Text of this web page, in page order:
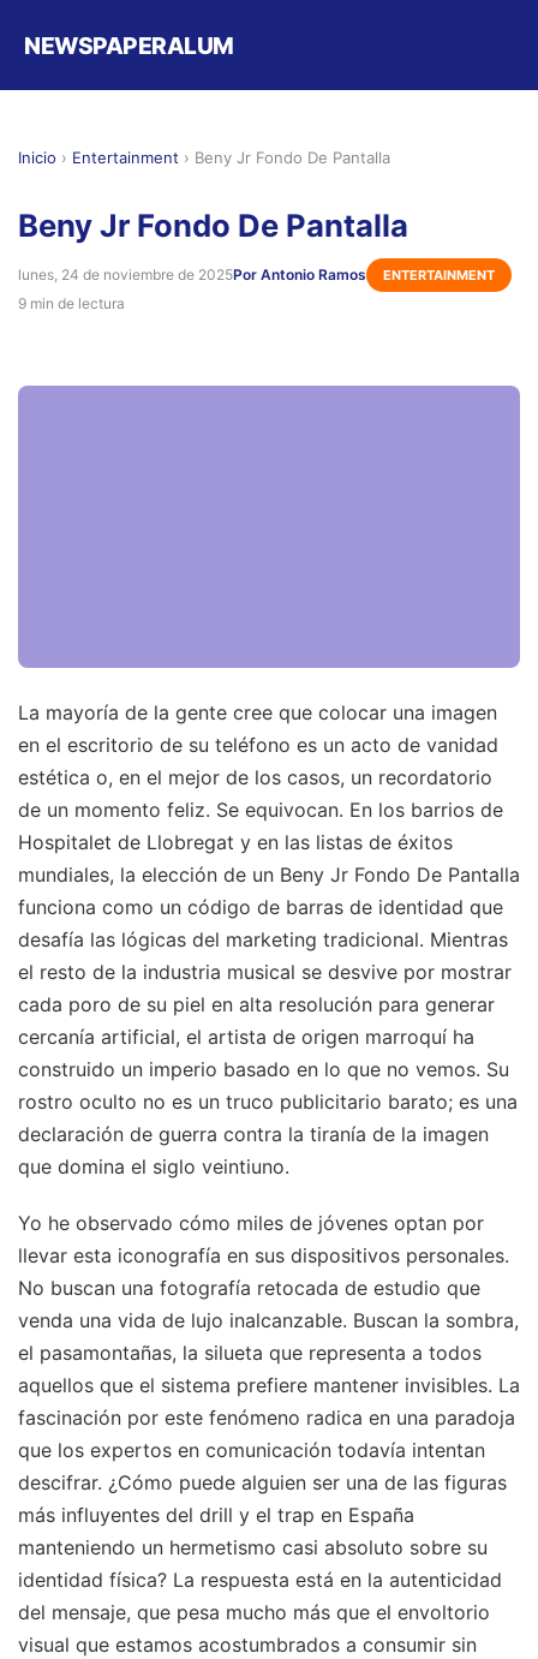
NEWSPAPERALUM
Inicio › Entertainment › Beny Jr Fondo De Pantalla
Beny Jr Fondo De Pantalla
lunes, 24 de noviembre de 2025Por Antonio Ramos ENTERTAINMENT
9 min de lectura
La mayoría de la gente cree que colocar una imagen
en el escritorio de su teléfono es un acto de vanidad
estética o, en el mejor de los casos, un recordatorio
de un momento feliz. Se equivocan. En los barrios de
Hospitalet de Llobregat y en las listas de éxitos
mundiales, la elección de un Beny Jr Fondo De Pantalla
funciona como un código de barras de identidad que
desafía las lógicas del marketing tradicional. Mientras
el resto de la industria musical se desvive por mostrar
cada poro de su piel en alta resolución para generar
cercanía artificial, el artista de origen marroquí ha
construido un imperio basado en lo que no vemos. Su
rostro oculto no es un truco publicitario barato; es una
declaración de guerra contra la tiranía de la imagen
que domina el siglo veintiuno.
Yo he observado cómo miles de jóvenes optan por
llevar esta iconografía en sus dispositivos personales.
No buscan una fotografía retocada de estudio que
venda una vida de lujo inalcanzable. Buscan la sombra,
el pasamontañas, la silueta que representa a todos
aquellos que el sistema prefiere mantener invisibles. La
fascinación por este fenómeno radica en una paradoja
que los expertos en comunicación todavía intentan
descifrar. ¿Cómo puede alguien ser una de las figuras
más influyentes del drill y el trap en España
manteniendo un hermetismo casi absoluto sobre su
identidad física? La respuesta está en la autenticidad
del mensaje, que pesa mucho más que el envoltorio
visual que estamos acostumbrados a consumir sin